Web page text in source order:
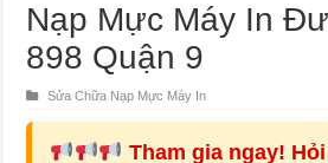
Nạp Mực Máy In
898 Quận 9
Sửa Chữa Nạp Mực Máy In
Tham gia ngay!